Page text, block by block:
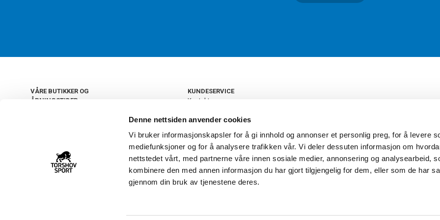
Denne nettsiden anvender cookies
Vi bruker informasjonskapsler for å gi innhold og annonser et personlig preg, for å levere
mediefunksjoner og for å analysere trafikken vår. Vi deler dessuten informasjon om
nettstedet vårt, med partnerne våre innen sosiale medier, annonsering og analysearbeid,
kombinere den med annen informasjon du har gjort tilgjengelig for dem, eller som de har
gjennom din bruk av tjenestene deres.
VÅRE BUTIKKER OG
ÅPNINGSTIDER
22 09 20 20
KUNDESERVICE
Kontakt oss
Retur og bytte
Personvern
Frakt og levering
Ledige stillinger
FAQ - Ofte stilte spørsmål
Åpenhetsloven
Torshov Sport har over 90 års
klubbhandel. Torshov Sport har
Drammen, Sandvika Storsenter